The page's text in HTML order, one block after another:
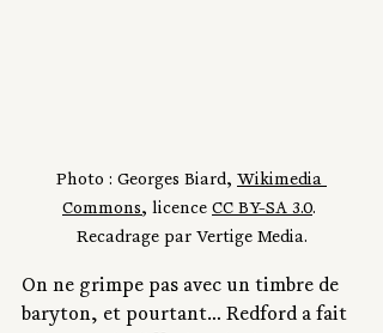
Photo : Georges Biard, Wikimedia
Commons, licence CC BY-SA 3.0.
Recadrage par Vertige Media.
On ne grimpe pas avec un timbre de
baryton, et pourtant… Redford a fait